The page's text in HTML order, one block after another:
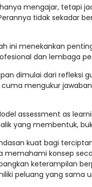
mengajar, tetapi
tidak sekadar
ini menekankan
dan lembaga
dimulai dari refleksi
mengukur
assessment as
yang membentuk,
kuat bagi
memahami konsep
keterampilan
peluang yang sama